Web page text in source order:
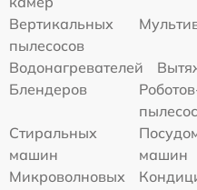
Вертикальных
пылесосов
Водонагревателей
Блендеров
Стиральных
машин
машин
Микроволновых